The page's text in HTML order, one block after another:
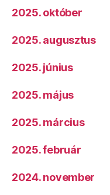
2025. október
2025. augusztus
2025. június
2025. május
2025. március
2025. február
2024. november